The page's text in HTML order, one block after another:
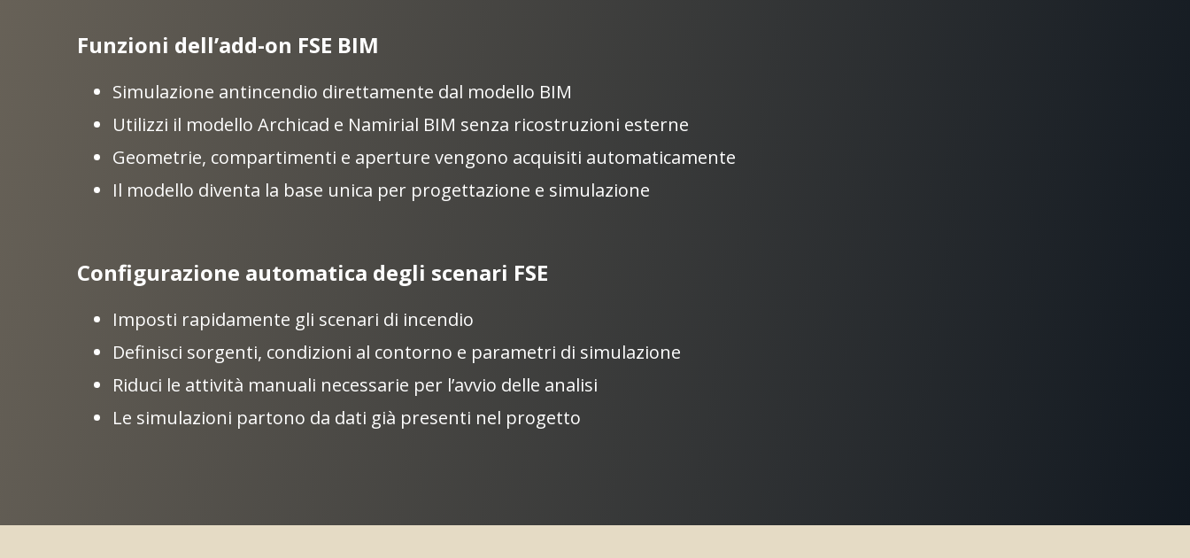
Funzioni dell’add-on FSE BIM
Simulazione antincendio direttamente dal modello BIM
Utilizzi il modello Archicad e Namirial BIM senza ricostruzioni esterne
Geometrie, compartimenti e aperture vengono acquisiti automaticamente
Il modello diventa la base unica per progettazione e simulazione
Configurazione automatica degli scenari FSE
Imposti rapidamente gli scenari di incendio
Definisci sorgenti, condizioni al contorno e parametri di simulazione
Riduci le attività manuali necessarie per l’avvio delle analisi
Le simulazioni partono da dati già presenti nel progetto